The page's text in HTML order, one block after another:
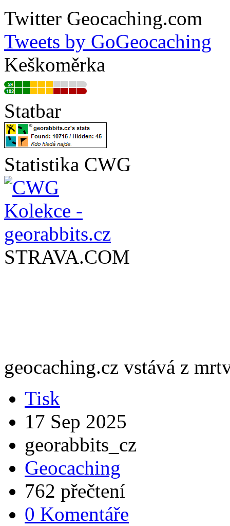
Twitter Geocaching.com
Tweets by GoGeocaching
Keškoměrka
Statbar
Statistika CWG
STRAVA.COM
geocaching.cz vstává z
Tisk
17 Sep 2025
georabbits_cz
Geocaching
762 přečtení
0 Komentáře